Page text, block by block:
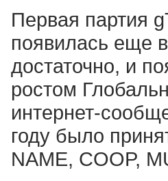
Первая партия
появилась еще в
достаточно, и
ростом
интернет-
году было
NAME, COOP,